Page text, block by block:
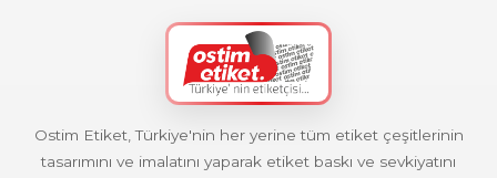
Ostim Etiket, Türkiye'nin her yerine tüm etiket çeşitlerinin
tasarımını ve imalatını yaparak etiket baskı ve sevkiyatını